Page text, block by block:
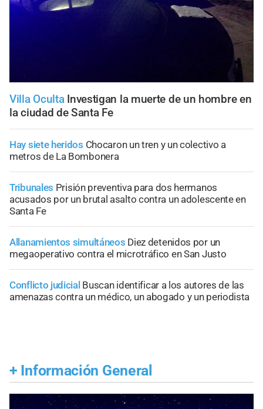
Villa Oculta Investigan la muerte de un hombre en
la ciudad de Santa Fe
Hay siete heridos Chocaron un tren y un colectivo a
metros de La Bombonera
Tribunales Prisión preventiva para dos hermanos
acusados por un brutal asalto contra un adolescente en
Santa Fe
Allanamientos simultáneos Diez detenidos por un
megaoperativo contra el microtráfico en San Justo
Conflicto judicial Buscan identificar a los autores de las
amenazas contra un médico, un abogado y un periodista
+ Información General